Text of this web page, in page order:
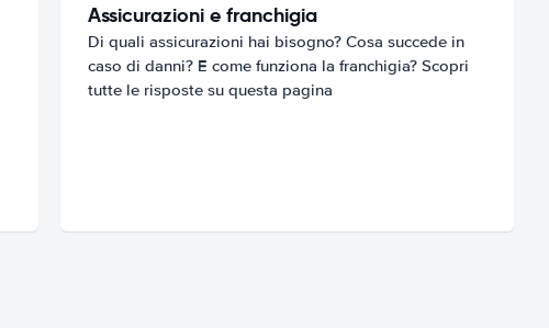
Assicurazioni e franchigia
Di quali assicurazioni hai bisogno? Cosa succede in
caso di danni? E come funziona la franchigia? Scopri
tutte le risposte su questa pagina